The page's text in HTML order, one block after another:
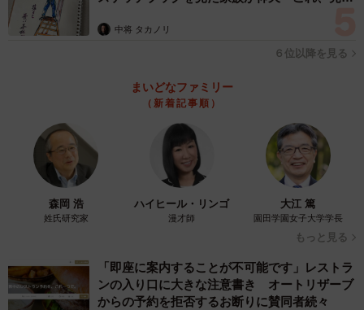
中将 タカノリ
６位以降を見る
まいどなファミリー
（新着記事順）
森岡 浩
姓氏研究家
ハイヒール・リンゴ
漫才師
大江 篤
園田学園女子大学学長
もっと見る
「即座に案内することが不可能です」レストラ
ンの入り口に大きな注意書き オートリザーブ
からの予約を拒否するお断りに賛同者続々